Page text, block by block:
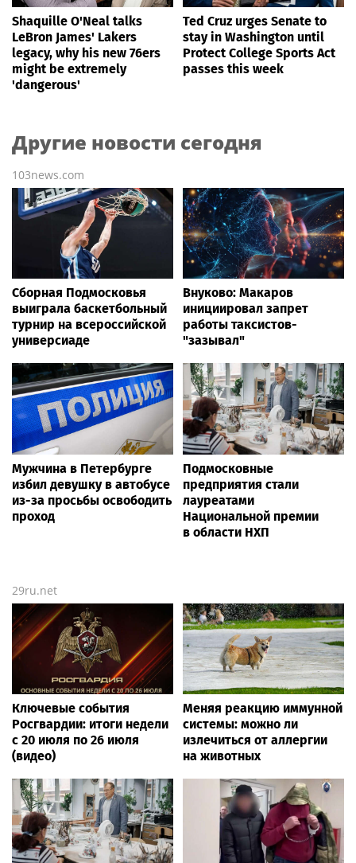
Shaquille O'Neal talks
LeBron James' Lakers
legacy, why his new 76ers
might be extremely
'dangerous'
Ted Cruz urges Senate to
stay in Washington until
Protect College Sports Act
passes this week
Другие новости сегодня
103news.com
Сборная Подмосковья
выиграла баскетбольный
турнир на всероссийской
универсиаде
Внуково: Макаров
инициировал запрет
работы таксистов-
"зазывал"
Мужчина в Петербурге
избил девушку в автобусе
из-за просьбы освободить
проход
Подмосковные
предприятия стали
лауреатами
Национальной премии
в области НХП
29ru.net
Ключевые события
Росгвардии: итоги недели
с 20 июля по 26 июля
(видео)
Меняя реакцию иммунной
системы: можно ли
излечиться от аллергии
на животных